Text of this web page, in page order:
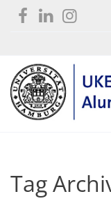
Tag